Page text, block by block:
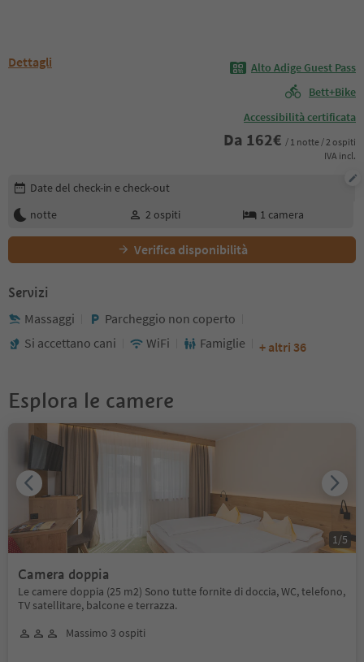
Dettagli
Alto Adige Guest Pass
Bett+Bike
Accessibilità certificata
Da 162€ / 1 notte / 2 ospiti
IVA incl.
Modifica i dettagli della prenotazione
Date del check-in e check-out
notte
2 ospiti 1 camera
Verifica disponibilità
Servizi
Massaggi
Parcheggio non coperto
Si accettano cani
WiFi Famiglie + altri 36
Esplora le camere
Camera doppia
Le camere doppia (25 m2) Sono tutte fornite di doccia, WC, telefono,
TV satellitare, balcone e terrazza.
Massimo 3 ospiti
1/5